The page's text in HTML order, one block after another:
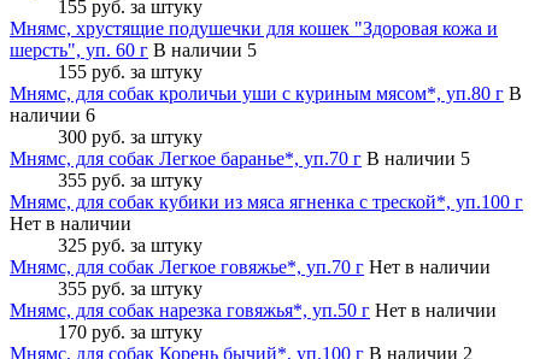
155 руб. за штуку
Мнямс, хрустящие подушечки для кошек "Здоровая кожа и
шерсть", уп. 60 г В наличии 5
155 руб. за штуку
Мнямс, для собак кроличьи уши с куриным мясом*, уп.80 г В
наличии 6
300 руб. за штуку
Мнямс, для собак Легкое баранье*, уп.70 г В наличии 5
355 руб. за штуку
Мнямс, для собак кубики из мяса ягненка с треской*, уп.100 г
Нет в наличии
325 руб. за штуку
Мнямс, для собак Легкое говяжье*, уп.70 г Нет в наличии
355 руб. за штуку
Мнямс, для собак нарезка говяжья*, уп.50 г Нет в наличии
170 руб. за штуку
Мнямс, для собак Корень бычий*, уп.100 г В наличии 2